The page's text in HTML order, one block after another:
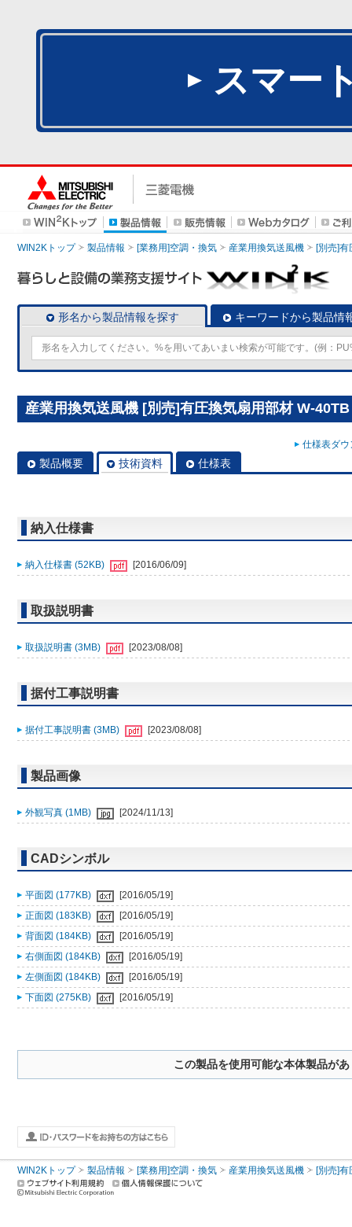
スマー
WIN2Kトップ 製品情報 [業務用]空調・換気 産業用換気送風機 [別売]有
形名から製品情報を探す キーワードから製品情
産業用換気送風機 [別売]有圧換気扇用部材 W-40TB
仕様表ダ
製品概要 技術資料 仕様表
納入仕様書
納入仕様書 (52KB) [2016/06/09]
取扱説明書
取扱説明書 (3MB) [2023/08/08]
据付工事説明書
据付工事説明書 (3MB) [2023/08/08]
製品画像
外観写真 (1MB) [2024/11/13]
CADシンボル
平面図 (177KB)
[2016/05/19]
正面図 (183KB)
[2016/05/19]
背面図 (184KB)
[2016/05/19]
右側面図 (184KB)
[2016/05/19]
左側面図 (184KB)
[2016/05/19]
下面図 (275KB)
[2016/05/19]
この製品を使用可能な本体製品が
WIN2Kトップ 製品情報 [業務用]空調・換気 産業用換気送風機 [別売]有